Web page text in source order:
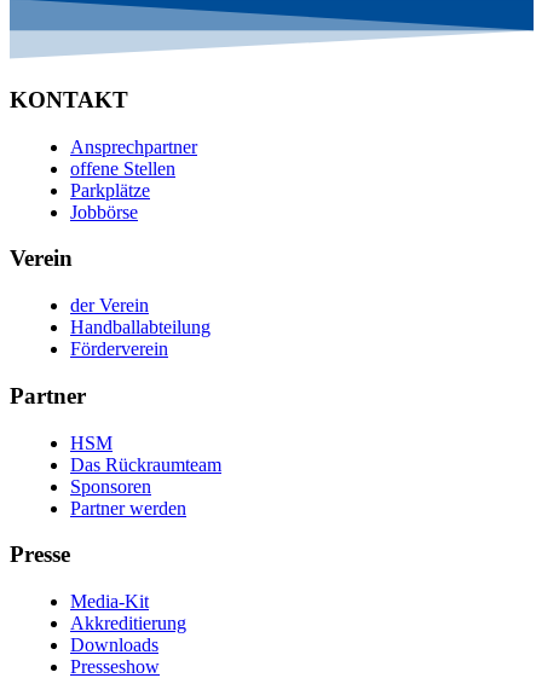
KONTAKT
Ansprechpartner
offene Stellen
Parkplätze
Jobbörse
Verein
der Verein
Handballabteilung
Förderverein
Partner
HSM
Das Rückraumteam
Sponsoren
Partner werden
Presse
Media-Kit
Akkreditierung
Downloads
Presseshow